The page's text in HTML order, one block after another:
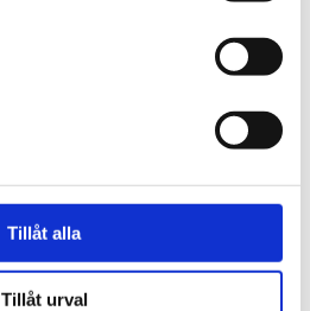
Tillåt alla
Tillåt urval
Köp